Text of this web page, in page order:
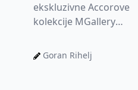
ekskluzivne Accorove
kolekcije MGallery
Hotel FERMAI – MGallery
Goran Rihelj